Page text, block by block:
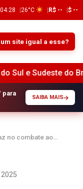
04:28 26°C R$ -- $ --
site igual a esse?
do Brasil •
para
SAIBA MAIS
no combate ao…